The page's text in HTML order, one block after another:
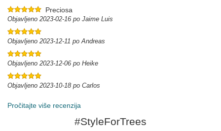
Preciosa
Objavljeno 2023-02-16 po Jaime Luis
Objavljeno 2023-12-11 po Andreas
Objavljeno 2023-12-06 po Heike
Objavljeno 2023-10-18 po Carlos
Pročitajte više recenzija
#StyleForTrees